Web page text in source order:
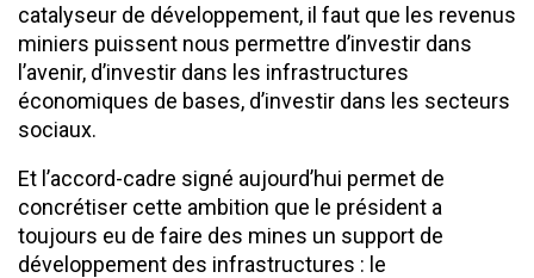
catalyseur de développement, il faut que les revenus
miniers puissent nous permettre d’investir dans
l’avenir, d’investir dans les infrastructures
économiques de bases, d’investir dans les secteurs
sociaux.
Et l’accord-cadre signé aujourd’hui permet de
concrétiser cette ambition que le président a
toujours eu de faire des mines un support de
développement des infrastructures : le